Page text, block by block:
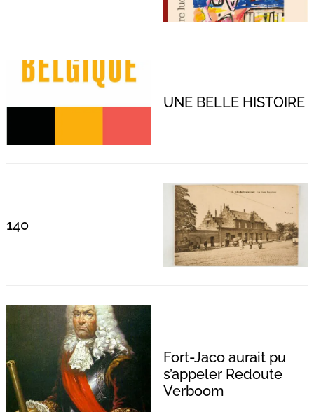
UNE BELLE HISTOIRE
140
Fort-Jaco aurait pu
s’appeler Redoute
Verboom
Recherche
pour
: